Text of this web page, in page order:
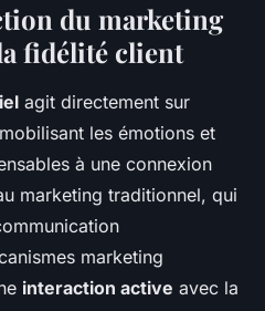
du marketing
fidélité client
agit directement sur
les émotions et
à une connexion
marketing traditionnel, qui
marketing
interaction active avec la